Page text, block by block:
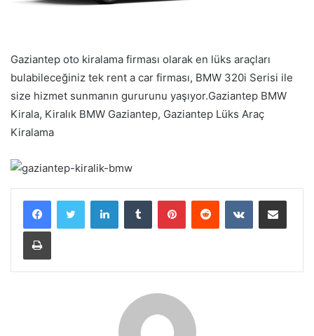
Gaziantep oto kiralama firması olarak en lüks araçları
bulabileceğiniz tek rent a car firması, BMW 320i Serisi ile
size hizmet sunmanın gururunu yaşıyor.Gaziantep BMW
Kirala, Kiralık BMW Gaziantep, Gaziantep Lüks Araç
Kiralama
LinkedInTumblr PinterestReddit VKontakteE-Posta ile paylaş
Yazdır